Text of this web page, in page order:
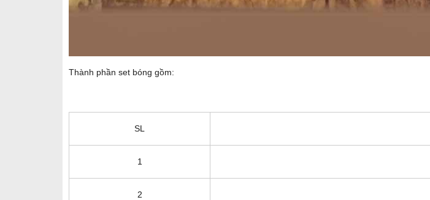
Thành phần set bóng gồm:
SL
1
2